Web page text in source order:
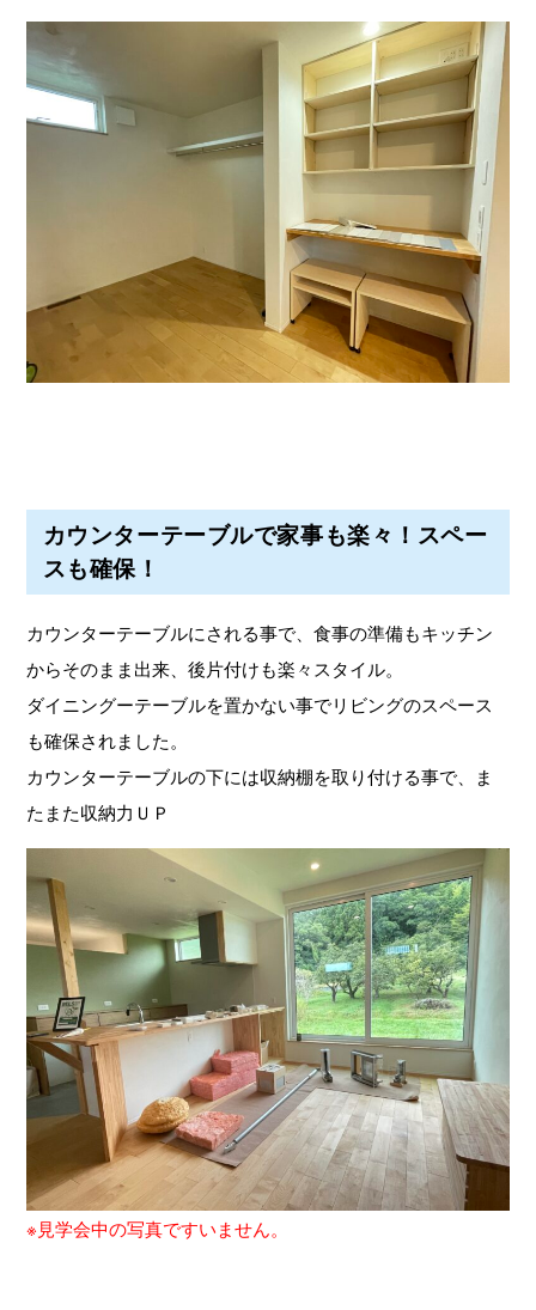
カウンターテーブルで家事も楽々！スペー
スも確保！
カウンターテーブルにされる事で、食事の準備もキッチン
からそのまま出来、後片付けも楽々スタイル。
ダイニングーテーブルを置かない事でリビングのスペース
も確保されました。
カウンターテーブルの下には収納棚を取り付ける事で、ま
たまた収納力ＵＰ
※見学会中の写真ですいません。